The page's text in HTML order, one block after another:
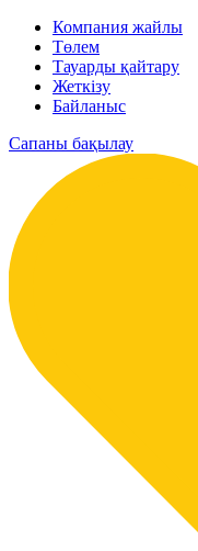
Компания жайлы
Төлем
Тауарды қайтару
Жеткізу
Байланыс
Сапаны бақылау